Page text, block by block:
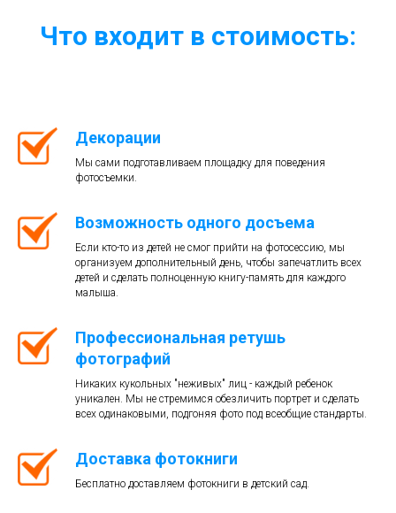
Что входит в стоимость:
Декорации
Мы сами подготавливаем площадку для поведения
фотосъемки.
Возможность одного досъема
Если кто-то из детей не смог прийти на фотосессию, мы
организуем дополнительный день, чтобы запечатлить всех
детей и сделать полноценную книгу-память для каждого
малыша.
Профессиональная ретушь
фотографий
Никаких кукольных "неживых" лиц - каждый ребенок
уникален. Мы не стремимся обезличить портрет и сделать
всех одинаковыми, подгоняя фото под всеобщие стандарты.
Доставка фотокниги
Бесплатно доставляем фотокниги в детский сад.